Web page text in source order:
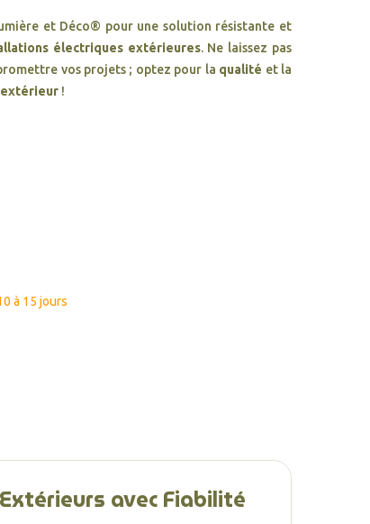
et Déco® pour une solution résistante et
électriques extérieures. Ne laissez pas
vos projets ; optez pour la qualité et la
!
à 15 jours
avec Fiabilité